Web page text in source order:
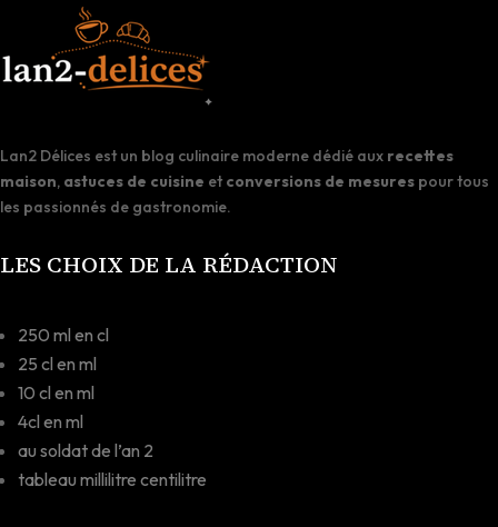
Lan2 Délices est un blog culinaire moderne dédié aux recettes
maison, astuces de cuisine et conversions de mesures pour tous
les passionnés de gastronomie.
LES CHOIX DE LA RÉDACTION
250 ml en cl
25 cl en ml
10 cl en ml
4cl en ml
au soldat de l’an 2
tableau millilitre centilitre